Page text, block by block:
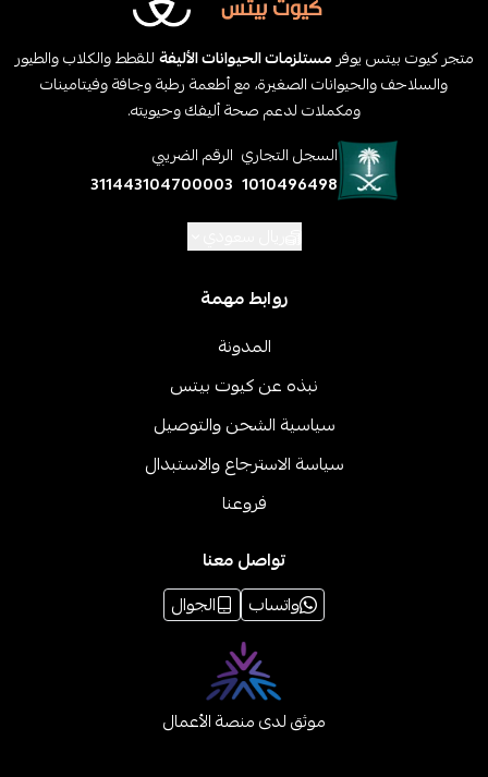
متجر كيوت بيتس يوفر مستلزمات الحيوانات الأليفةللقطط والكلاب والطيور
والسلاحف والحيوانات الصغيرة، مع أطعمة رطبة وجافة وفيتامينات
ومكملات لدعم صحة أليفك وحيويته.
السجل التجاري
1010496498
الرقم الضريبي
311443104700003
روابط مهمة
المدونة
نبذه عن كيوت بيتس
سياسية الشحن والتوصيل
سياسة الاسترجاع والاستبدال
فروعنا
تواصل معنا
واتساب
الجوال
موثق لدى منصة الأعمال